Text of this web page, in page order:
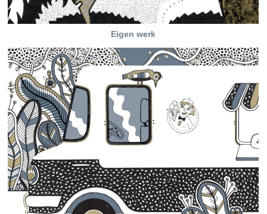
Eigen werk